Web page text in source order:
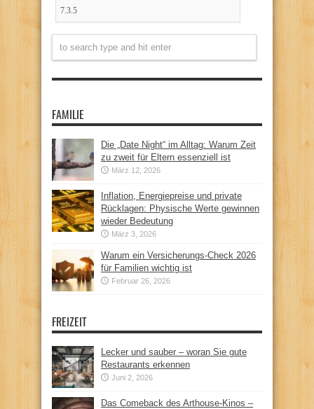
FAMILIE
Die „Date Night“ im Alltag: Warum Zeit
zu zweit für Eltern essenziell ist
März 12, 2026
Inflation, Energiepreise und private
Rücklagen: Physische Werte gewinnen
wieder Bedeutung
März 3, 2026
Warum ein Versicherungs-Check 2026
für Familien wichtig ist
Februar 26, 2026
FREIZEIT
Lecker und sauber – woran Sie gute
Restaurants erkennen
Juni 2, 2026
Das Comeback des Arthouse-Kinos –